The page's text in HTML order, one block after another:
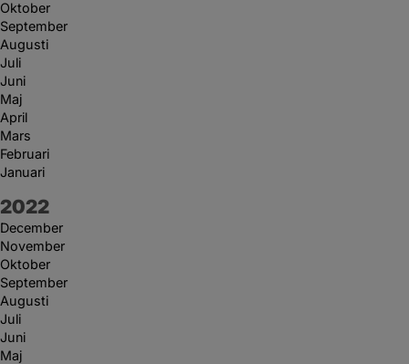
Oktober
September
Augusti
Juli
Juni
Maj
April
Mars
Februari
Januari
År:
2022
December
November
Oktober
September
Augusti
Juli
Juni
Maj